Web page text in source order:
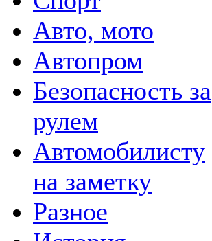
Авто, мото
Автопром
Безопасность за
рулем
Автомобилисту
на заметку
Разное